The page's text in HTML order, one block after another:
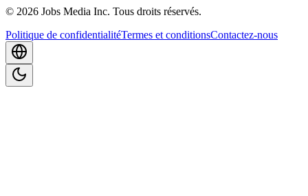
© 2026 Jobs Media Inc. Tous droits réservés.
Politique de confidentialitéTermes et conditionsContactez-nous